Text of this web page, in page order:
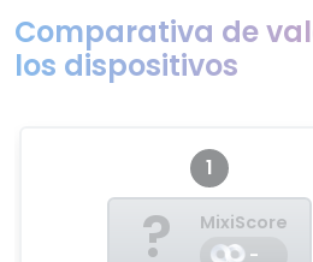
Comparativa de
los dispositivos
1
?
MixiScore
-